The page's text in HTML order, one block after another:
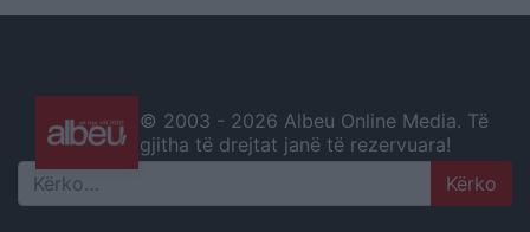
© 2003 - 2026 Albeu Online Media. Të
gjitha të drejtat janë të rezervuara!
Search